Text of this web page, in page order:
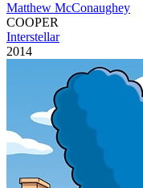
Matthew McConaughey
COOPER
Interstellar
2014